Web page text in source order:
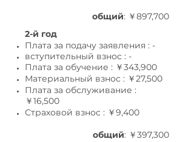
общий: ￥897,700
2-й год
Плата за подачу заявления : -
вступительный взнос : -
Плата за обучение : ￥343,900
Материальный взнос : ￥27,500
Плата за обслуживание :
￥16,500
Страховой взнос : ￥9,400
общий: ￥397,300